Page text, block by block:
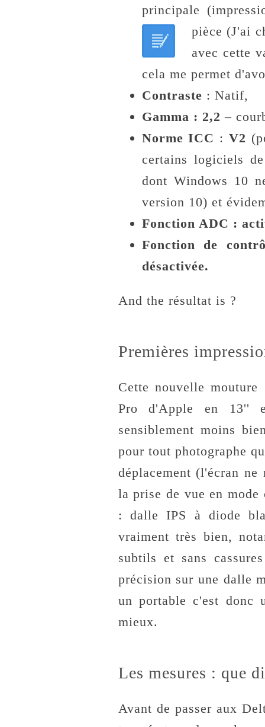
principale
pièce (J'ai
avec cette
cela me permet
Contraste : Natif,
Gamma : 2,2–
Norme ICC :V2
certains logiciels
dont Windows 10
version 10) et
Fonction ADC :
Fonction de
désactivée.
And the résultat is ?
Premières
Cette nouvelle
Pro d'Apple en 13''
sensiblement moins
pour tout photographe
déplacement (l'écran
la prise de vue en
: dalle IPS à diode
vraiment très bien,
subtils et sans
précision sur une dalle
un portable c'est donc
mieux.
Les mesures : que
Avant de passer aux